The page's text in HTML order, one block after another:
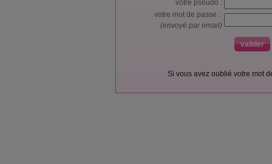
votre pseudo :
votre mot de passe :
(envoyé par email)
Si vous avez oublié votre mot